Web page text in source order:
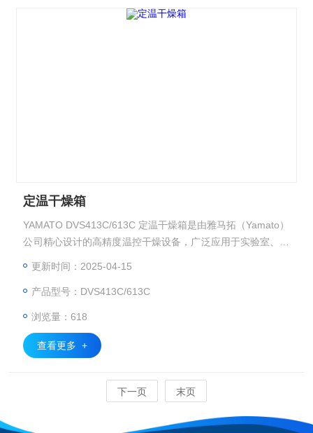
定温干燥箱
YAMATO DVS413C/613C 定温干燥箱是由雅马拓（Yamato）
公司精心设计的高精度温控干燥设备，广泛应用于实验室、科
更新时间：2025-04-15
产品型号：DVS413C/613C
浏览量：618
查看更多 +
下一页 末页